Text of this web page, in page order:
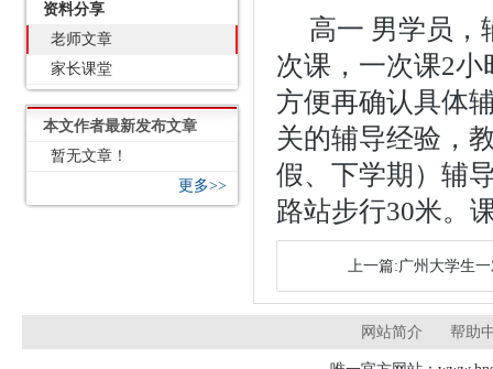
资料分享
老师文章
家长课堂
本文作者最新发布文章
暂无文章！
更多>>
高一 男学员，
次课，一次课2
方便再确认具体
关的辅导经验，
假、下学期）辅
路站步行30米。
上一篇:广州大学生
网站简介 帮助